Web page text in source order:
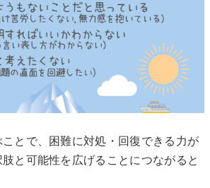
とで、困難に対処・回復できる力が
と可能性を広げることにつながると